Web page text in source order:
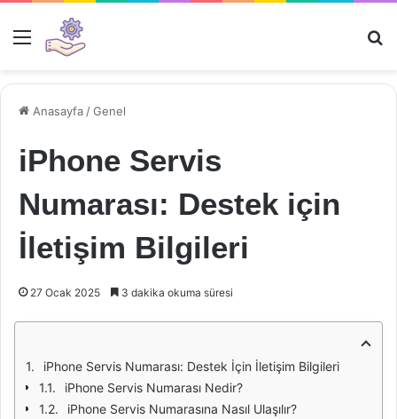
Menü
Anasayfa /Genel
iPhone Servis
Numarası: Destek için
İletişim Bilgileri
27 Ocak 2025 3 dakika okuma süresi
iPhone Servis Numarası: Destek İçin İletişim Bilgileri
iPhone Servis Numarası Nedir?
iPhone Servis Numarasına Nasıl Ulaşılır?